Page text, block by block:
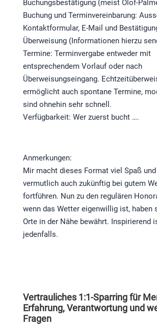
Buchungsbestätigung (meist Olof-
Buchung und Terminvereinbarung:
Kontaktformular, E-Mail und
Überweisung (Informationen hierzu
Termine: Terminvergabe entweder mit
entsprechendem Vorlauf oder nach
Überweisungseingang.
ermöglicht auch spontane Termine,
sind ohnehin sehr schnell.
Verfügbarkeit: Wer zuerst bucht ….
Anmerkungen:
Mir macht dieses Format viel Spaß
vermutlich auch zukünftig bei gutem
fortführen. Nun zu den regulären
wenn das Wetter eigenwillig ist, haben
Orte in der Nähe bewährt. Inspirierend
jedenfalls.
Vertrauliches 1:1-Sparring für
Erfahrung, Verantwortung und
Fragen